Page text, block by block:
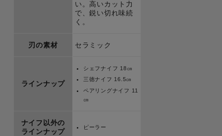
い。高いカット力
で、鋭い切れ味続
く。
刃の素材 セラミック
ラインナップ
シェフナイフ 18㎝
三徳ナイフ 16.5㎝
ペアリングナイフ 11
㎝
ナイフ以外の
ラインナップ
ピーラー